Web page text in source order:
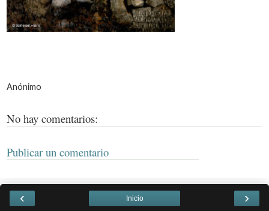
Anónimo
No hay comentarios:
Publicar un comentario
‹ ›
Inicio